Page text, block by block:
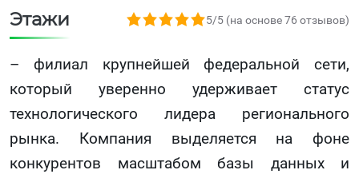
Этажи 5,0 rating based on 76 ratings5/5 (на основе 76 отзывов)
– филиал крупнейшей федеральной сети,
который уверенно удерживает статус
технологического лидера регионального
рынка. Компания выделяется на фоне
конкурентов масштабом базы данных и